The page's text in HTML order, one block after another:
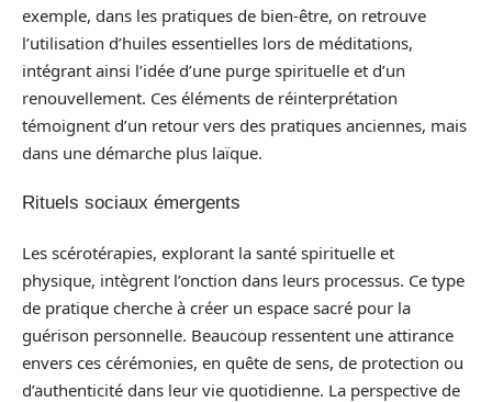
exemple, dans les pratiques de bien-être, on retrouve
l’utilisation d’huiles essentielles lors de méditations,
intégrant ainsi l’idée d’une purge spirituelle et d’un
renouvellement. Ces éléments de réinterprétation
témoignent d’un retour vers des pratiques anciennes, mais
dans une démarche plus laïque.
Rituels sociaux émergents
Les scérotérapies, explorant la santé spirituelle et
physique, intègrent l’onction dans leurs processus. Ce type
de pratique cherche à créer un espace sacré pour la
guérison personnelle. Beaucoup ressentent une attirance
envers ces cérémonies, en quête de sens, de protection ou
d’authenticité dans leur vie quotidienne. La perspective de